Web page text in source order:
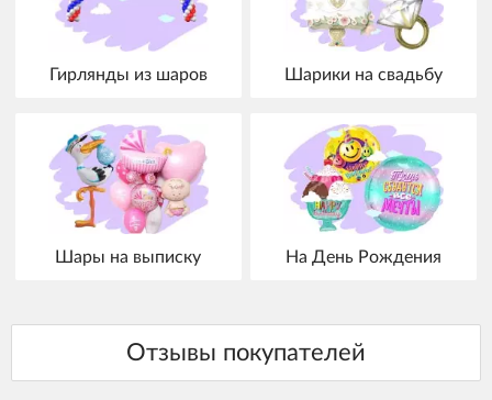
Гирлянды из шаров Шарики на свадьбу
Шары на выписку На День Рождения